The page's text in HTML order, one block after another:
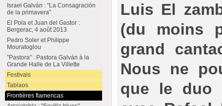
Luis El
(du moins
grand
Nous ne
que le duo
Israel Galván : "La Consagración
de la primavera"
El Pola et Juan del Gastor :
Bergerac, 4 août 2013
Pedro Soler et Philippe
Mouratoglou
"Pastora" : Pastora Galván à la
Grande Halle de La Villette
Festivals
Tablaos
Frontières flamencas